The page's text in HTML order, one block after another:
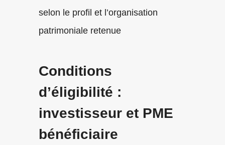
selon le profil et l’organisation
patrimoniale retenue
Conditions
d’éligibilité :
investisseur et PME
bénéficiaire